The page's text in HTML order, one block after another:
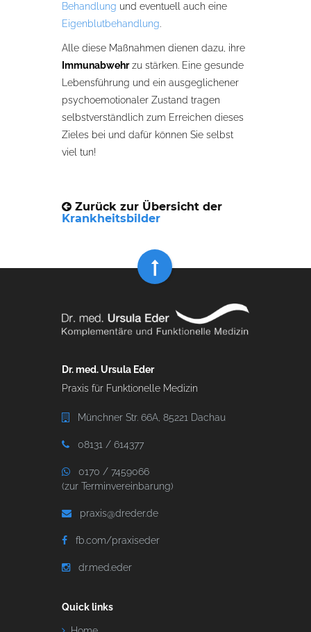
Behandlung und eventuell auch eine
Eigenblutbehandlung.
Alle diese Maßnahmen dienen dazu, ihre
Immunabwehrzu stärken. Eine gesunde
Lebensführung und ein ausgeglichener
psychoemotionaler Zustand tragen
selbstverständlich zum Erreichen dieses
Zieles bei und dafür können Sie selbst
viel tun!
Zurück zur Übersicht der
Krankheitsbilder
Dr. med. Ursula Eder
Praxis für Funktionelle Medizin
Münchner Str. 66A, 85221 Dachau
08131 / 614377
0170 / 7459066
(zur Terminvereinbarung)
praxis@dreder.de
fb.com/praxiseder
dr.med.eder
Quick links